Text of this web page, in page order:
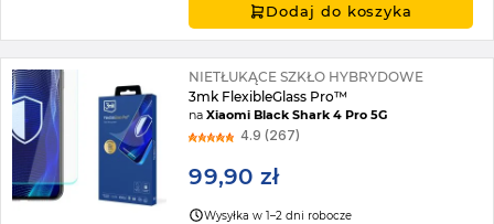
Dodaj do koszyka
NIETŁUKĄCE SZKŁO HYBRYDOWE
3mk FlexibleGlass Pro™
naXiaomi Black Shark 4 Pro 5G
4.9 (267)
99,90 zł
Wysyłka w 1–2 dni robocze